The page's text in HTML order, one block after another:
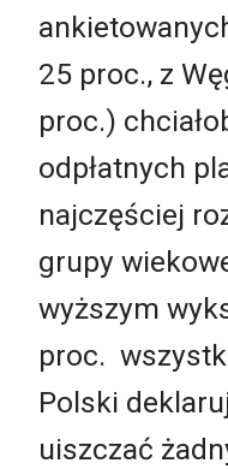
25 proc., z
proc.)
odpłatnych
najczęściej
grupy
wyższym
proc.
Polski
uiszczać